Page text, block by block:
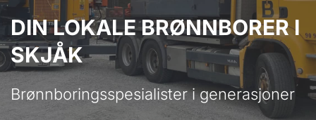
DIN LOKALE BRØNNBORER I
SKJÅK
Brønnboringsspesialister i generasjoner